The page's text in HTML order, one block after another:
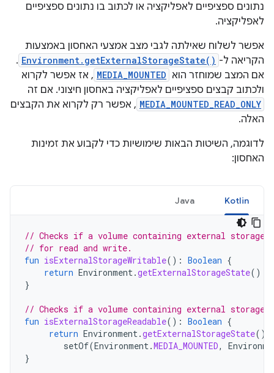
נתונים ספציפיים לאפליקציה או לכתוב בו נתונים ספציפיים
לאפליקציה.
אפשר לשלוח שאילתה לגבי מצב אמצעי האחסון באמצעות
הקריאה ל- Environment.getExternalStorageState()
.
אם המצב שמוחזר הוא MEDIA_MOUNTED , אז אפשר לקרוא
ולכתוב קבצים ספציפיים לאפליקציה באחסון חיצוני. אם זה
MEDIA_MOUNTED_READ_ONLY , אפשר רק לקרוא את הקבצים
האלה.
לדוגמה, השיטות הבאות שימושיות כדי לקבוע את זמינות
האחסון:
Kotlin
Java
// Checks if a volume containing external storage
// for read and write.
fun isExternalStorageWritable(): Boolean {
return Environment.getExternalStorageState()
}
// Checks if a volume containing external
fun isExternalStorageReadable(): Boolean {
return Environment.getExternalStorageState()
setOf(Environment.MEDIA_MOUNTED,
}